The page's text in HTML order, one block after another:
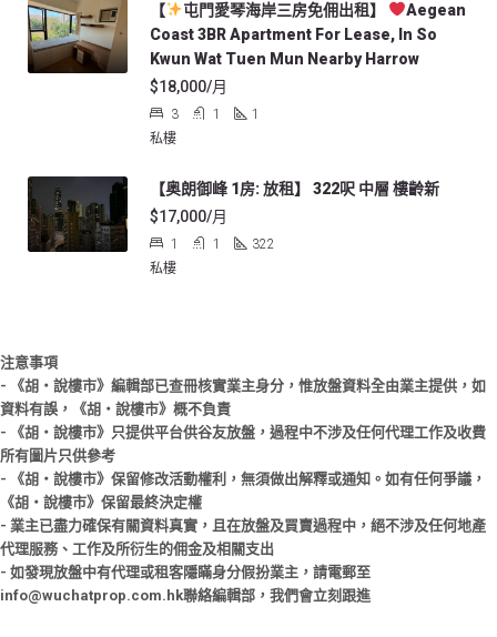
【 屯門愛琴海岸三房免佣出租】
Aegean
Coast 3BR Apartment For Lease, In So
Kwun Wat Tuen Mun Nearby Harrow
$18,000/月
3 1
1
私樓
【奥朗御峰 1房: 放租】 322呎 中層 樓齡新
$17,000/月
1 1
322
私樓
注意事項
- 《胡‧說樓市》編輯部已查冊核實業主身分，惟放盤資料全由業主提供，如
資料有誤，《胡‧說樓市》概不負責
- 《胡‧說樓市》只提供平台供谷友放盤，過程中不涉及任何代理工作及收費
所有圖片只供參考
- 《胡‧說樓市》保留修改活動權利，無須做出解釋或通知。如有任何爭議，
《胡‧說樓市》保留最終決定權
- 業主已盡力確保有關資料真實，且在放盤及買賣過程中，絕不涉及任何地產
代理服務、工作及所衍生的佣金及相關支出
- 如發現放盤中有代理或租客隱瞞身分假扮業主，請電郵至
info@wuchatprop.com.hk聯絡編輯部，我們會立刻跟進